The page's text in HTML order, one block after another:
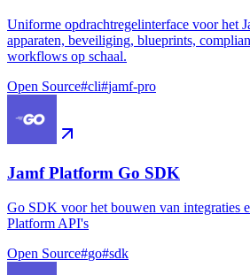
Uniforme opdrachtregelinterface voor het
apparaten, beveiliging, blueprints,
workflows op schaal.
Open Source#cli#jamf-pro
Jamf Platform Go SDK
Go SDK voor het bouwen van integraties
Platform API's
Open Source#go#sdk